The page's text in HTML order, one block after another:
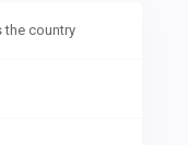
the country